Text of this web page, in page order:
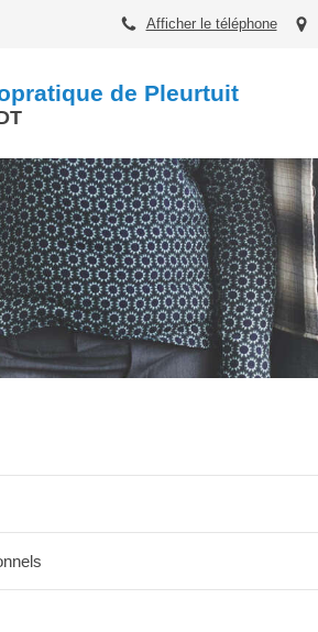
Afficher le téléphone
de Pleurtuit